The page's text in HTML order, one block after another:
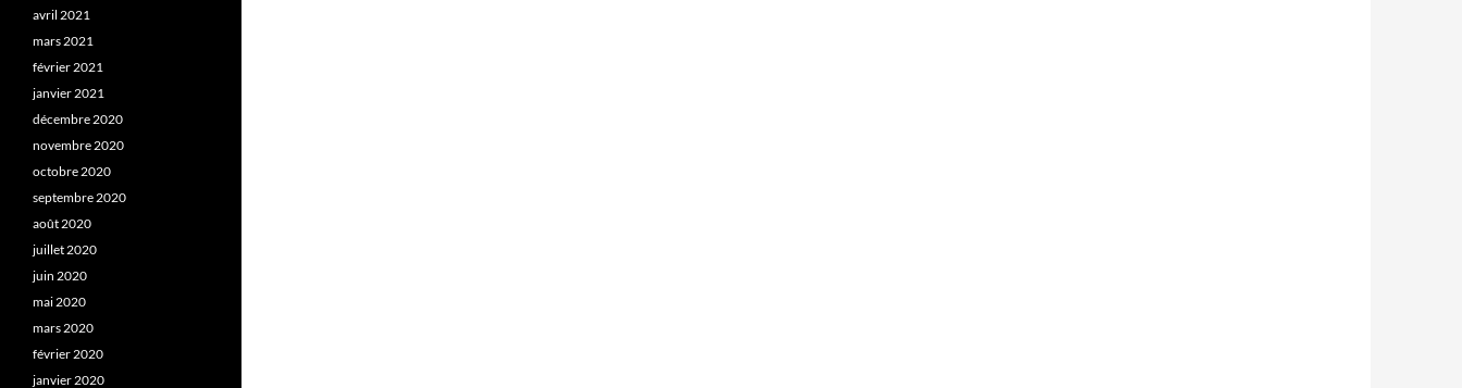
avril 2021
mars 2021
février 2021
janvier 2021
décembre 2020
novembre 2020
octobre 2020
septembre 2020
août 2020
juillet 2020
juin 2020
mai 2020
mars 2020
février 2020
janvier 2020